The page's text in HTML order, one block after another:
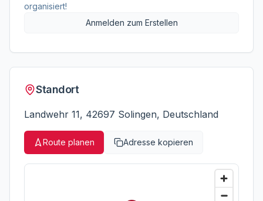
organisiert!
Anmelden zum Erstellen
Standort
Landwehr 11, 42697 Solingen, Deutschland
Route planen Adresse kopieren